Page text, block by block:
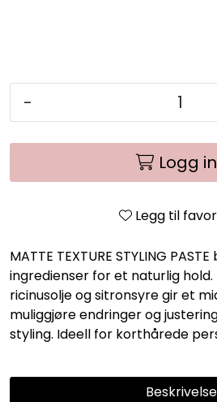
-
Logg
Legg til
MATTE TEXTURE STYLING
ingredienser for et naturlig hold.
ricinusolje og sitronsyre gir et
muliggjøre endringer og
styling. Ideell for korthårede
Beskrivelse